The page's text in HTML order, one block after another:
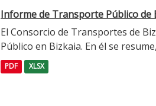
Informe de Transporte Público de
El Consorcio de Transportes de
Público en Bizkaia. En él se
PDF XLSX